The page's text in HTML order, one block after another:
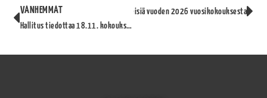
VANHEMMAT
Hallitus tiedottaa 18.11. kokouksesta ja onnittelee Vuolasvirta-palkinnon saajia
Terveisiä vuoden 2026 vuosikokouksesta